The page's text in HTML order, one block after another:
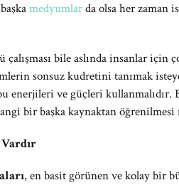
medyumlarda olsa her
bile aslında insanlar için
sonsuz kudretini tanımak
enerjileri ve güçleri
bir başka kaynaktan
, en basit görünen ve kolay bir